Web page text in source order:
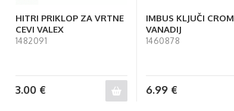
HITRI PRIKLOP ZA VRTNE
CEVI VALEX
1482091
3.00 €
IMBUS KLJUČI CROM
VANADIJ
1460878
6.99 €